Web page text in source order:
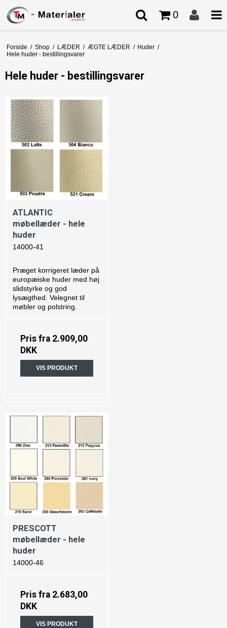
0
Forside / Shop / LÆDER / ÆGTE LÆDER / Huder /
Hele huder - bestillingsvarer
Hele huder - bestillingsvarer
ATLANTIC
møbellæder - hele
huder
14000-41
Præget korrigeret læder på
europæiske huder med høj
slidstyrke og god
lysægthed. Velegnet til
møbler og polstring.
Pris fra 2.909,00
DKK
VIS PRODUKT
PRESCOTT
møbellæder - hele
huder
14000-46
Pris fra 2.683,00
DKK
VIS PRODUKT